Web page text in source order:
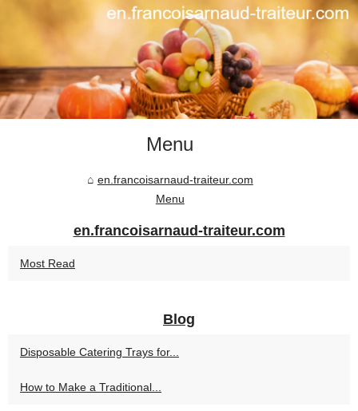
Menu
en.francoisarnaud-traiteur.com
Menu
en.francoisarnaud-traiteur.com
Most Read
Blog
Disposable Catering Trays for...
How to Make a Traditional...